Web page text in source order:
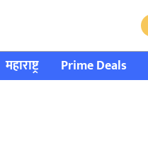
महाराष्ट्र Prime Deals